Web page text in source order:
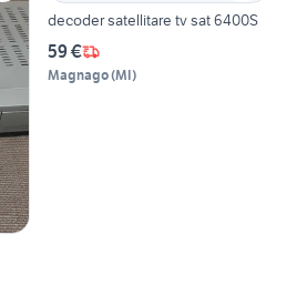
decoder satellitare tv sat 6400S
59 €
Magnago(MI)